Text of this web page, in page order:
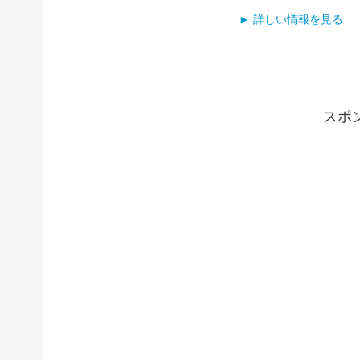
► 詳しい情報を見る
スポ